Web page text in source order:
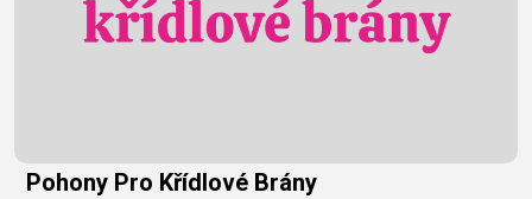
Pohony Pro Křídlové Brány